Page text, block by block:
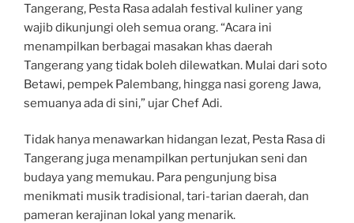
Tangerang, Pesta Rasa adalah festival kuliner yang
wajib dikunjungi oleh semua orang. “Acara ini
menampilkan berbagai masakan khas daerah
Tangerang yang tidak boleh dilewatkan. Mulai dari soto
Betawi, pempek Palembang, hingga nasi goreng Jawa,
semuanya ada di sini,” ujar Chef Adi.
Tidak hanya menawarkan hidangan lezat, Pesta Rasa di
Tangerang juga menampilkan pertunjukan seni dan
budaya yang memukau. Para pengunjung bisa
menikmati musik tradisional, tari-tarian daerah, dan
pameran kerajinan lokal yang menarik.